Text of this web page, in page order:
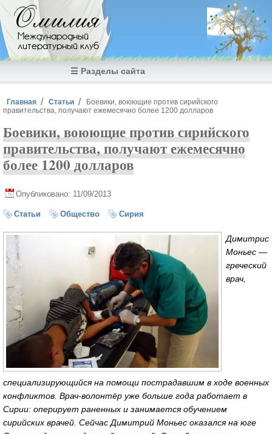
Перейти к основному содержанию
Омилия
Международный
литературный клуб
☰ Разделы сайта
Вы здесь
Главная Статьи
Боевики, воюющие против сирийского
правительства, получают ежемесячно более 1200 долларов
Боевики, воюющие против сирийского
правительства, получают ежемесячно
более 1200 долларов
Опубликовано: 11/09/2013
Статьи Общество Сирия
Димитрис
Моньес —
греческий
врач,
специализирующийся на помощи пострадавшим в ходе военных
конфликтов. Врач-волонтёр уже больше года работает в
Сирии: оперирует раненных и занимается обучением
сирийских врачей. Сейчас Димитрий Моньес оказался на юге